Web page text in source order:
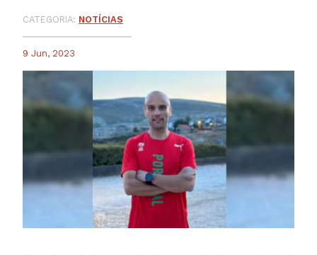
CATEGORIA: NOTÍCIAS
9 Jun, 2023